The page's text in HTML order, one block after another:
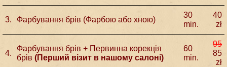
3. Фарбування брів (Фарбою або хною)
30
min.
40
zł
4.
Фарбування брів + Первинна корекція
брів (Перший візит в нашому салоні)
60
min.
95
85
zł